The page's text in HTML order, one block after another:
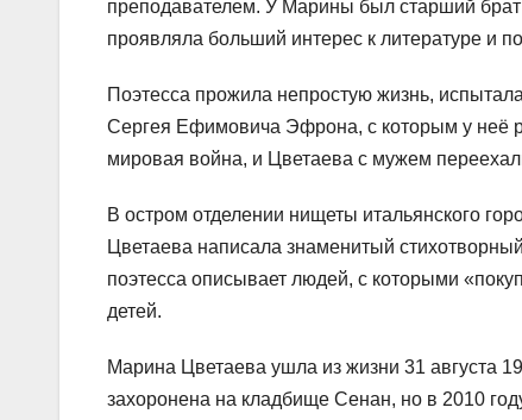
преподавателем. У Марины был старший
проявляла больший интерес к литературе и
Поэтесса прожила непростую жизнь,
Сергея Ефимовича Эфрона, с которым у неё
мировая война, и Цветаева с мужем
В остром отделении нищеты итальянского
Цветаева написала знаменитый
поэтесса описывает людей, с которыми
детей.
Марина Цветаева ушла из жизни 31 августа
захоронена на кладбище Сенан, но в 2010